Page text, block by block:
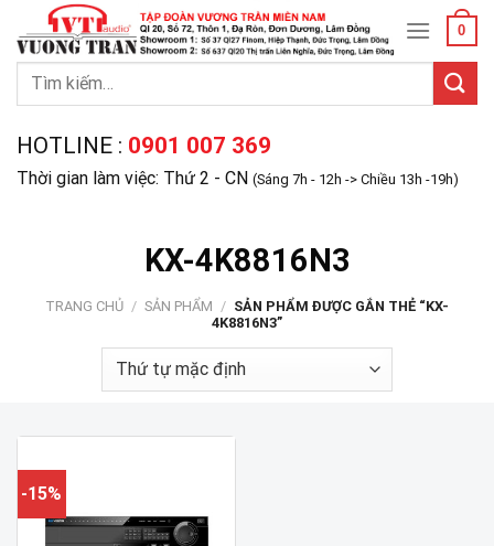
content
0
Tìm
HOTLINE : 0901 007 369
Thời gian làm việc: Thứ 2 - CN (Sáng 7h - 12h -> Chiều 13h -19h)
KX-4K8816N3
TRANG CHỦ / SẢN PHẨM / SẢN PHẨM ĐƯỢC GẮN THẺ “KX-
4K8816N3”
-15%